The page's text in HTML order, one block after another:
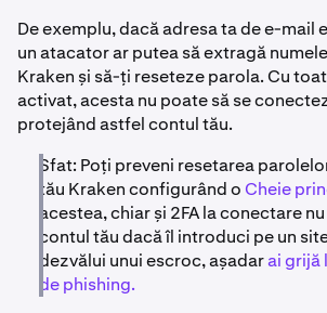
De exemplu, dacă adresa ta de e-mail
un atacator ar putea să extragă
Kraken și să-ți reseteze parola. Cu
activat, acesta nu poate să se
protejând astfel contul tău.
Sfat: Poți preveni resetarea
tău Kraken configurând o Cheie
acestea, chiar și 2FA la conectare
contul tău dacă îl introduci pe un
dezvălui unui escroc, așadarai grijă
de phishing.